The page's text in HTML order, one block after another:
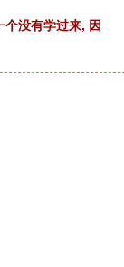
没有学过来, 因